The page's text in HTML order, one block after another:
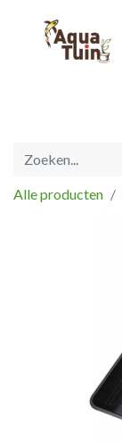
Alle producten